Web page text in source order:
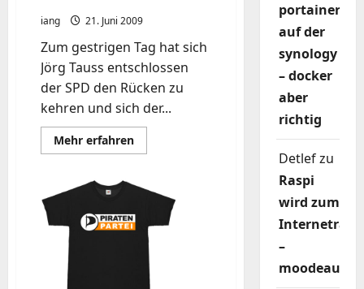
iang 21. Juni 2009
Zum gestrigen Tag hat sich
Jörg Tauss entschlossen
der SPD den Rücken zu
kehren und sich der...
Mehr erfahrenMehr
Informationen
Tauss
von
SPD
zur
Piratenpartei
portainer
auf der
synology
– docker
aber
richtig
Detlefzu
Raspi
wird zum
–
moodeaudio